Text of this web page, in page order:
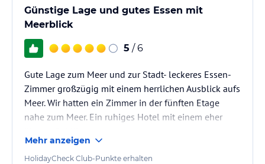
Poolbar
Sport und Unterhaltung
Außenpool
Wellnessbereich
Fitness-Center
Live Musik und Show
Sonstige Einrichtungen und Services
Freies W-Lan im gesamten Hotel
Günstige Lage und gutes Essen mit
Meerblick
5 / 6
Gute Lage zum Meer und zur Stadt- leckeres Essen-
Zimmer großzügig mit einem herrlichen Ausblick aufs
Meer. Wir hatten ein Zimmer in der fünften Etage
nahe zum Meer. Ein ruhiges Hotel mit einem eher
Mehr anzeigen
HolidayCheck Club-Punkte erhalten